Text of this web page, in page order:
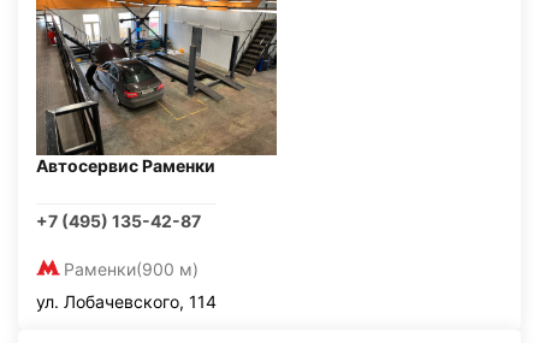
Автосервис Раменки
+7 (495) 135-42-87
Раменки(900 м)
ул. Лобачевского, 114